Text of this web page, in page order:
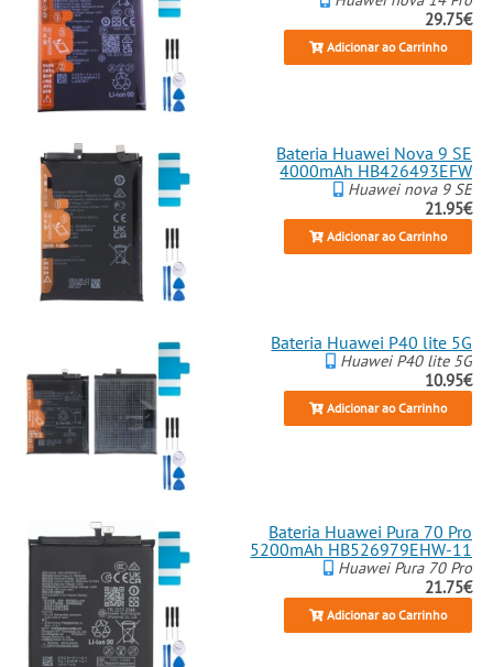
29.75€
Adicionar ao Carrinho
Bateria Huawei Nova 9 SE
4000mAh HB426493EFW
Huawei nova 9 SE
21.95€
Adicionar ao Carrinho
Bateria Huawei P40 lite 5G
Huawei P40 lite 5G
10.95€
Adicionar ao Carrinho
Bateria Huawei Pura 70 Pro
5200mAh HB526979EHW-11
Huawei Pura 70 Pro
21.75€
Adicionar ao Carrinho